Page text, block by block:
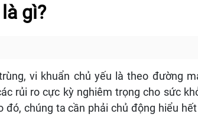
gì?
vi khuẩn chủ yếu là theo đường
rủi ro cực kỳ nghiêm trọng cho sức
chúng ta cần phải chủ động hiểu